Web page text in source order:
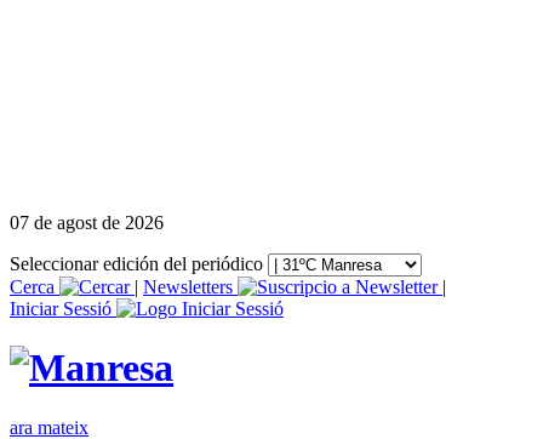
07 de agost de 2026
Seleccionar edición del periódico
Cerca
| Newsletters
|
Iniciar Sessió
ara mateix